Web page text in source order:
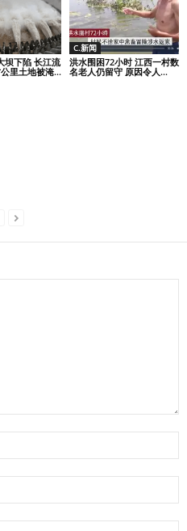
坝下陷 长江流
里土地被淹...
C.新闻
洪水围困72小时 江西一村数
名老人仍留守 原因令人...